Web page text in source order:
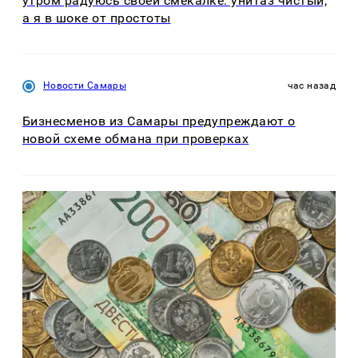
а я в шоке от простоты
Новости Самары час назад
Бизнесменов из Самары предупреждают о
новой схеме обмана при проверках